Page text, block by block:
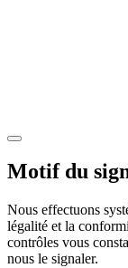
Motif du
Nous effectuons
légalité et la
contrôles vous
nous le signaler.